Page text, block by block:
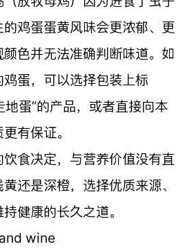
鸡蛋蛋黄风味会更浓郁、更
色并无法准确判断味道。如
蛋，可以选择包装上标
地蛋”的产品，或者直接向本
有保证。
食决定，与营养价值没有直
还是深橙，选择优质来源、
健康的长久之道。
wine